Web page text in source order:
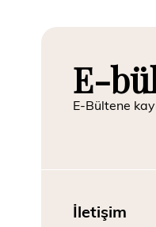
E-
E-Bültene
İletişim